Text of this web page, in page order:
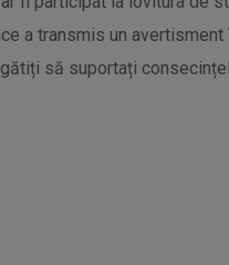
a transmis un avertisment
să suportați